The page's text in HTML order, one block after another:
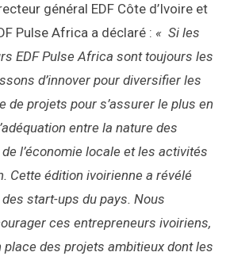
général EDF Côte d’Ivoire et
Pulse Africa a déclaré : « Si les
EDF Pulse Africa sont toujours les
d’innover pour diversifier les
de projets pour s’assurer le plus en
entre la nature des
l’économie locale et les activités
Cette édition ivoirienne a révélé
start-ups du pays. Nous
ces entrepreneurs ivoiriens,
place des projets ambitieux dont les